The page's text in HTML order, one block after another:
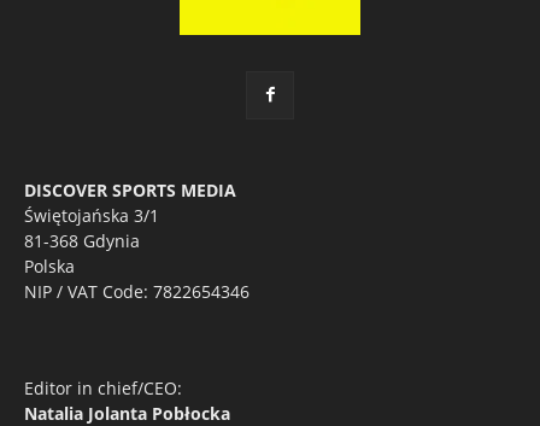
DISCOVER SPORTS MEDIA
Świętojańska 3/1
81-368 Gdynia
Polska
NIP / VAT Code: 7822654346
Editor in chief/CEO:
Natalia Jolanta Pobłocka